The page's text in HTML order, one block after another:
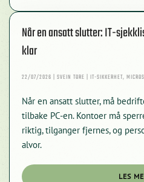
Når en ansatt slutter: IT-
klar
22/07/2026 | SVEIN TORE | IT-SIKKERHET,
Når en ansatt slutter, må
tilbake PC-en. Kontoer må
riktig, tilganger fjernes, og
alvor.
LES